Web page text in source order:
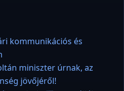
kommunikációs és
miniszter úrnak, az
jövőjéről!